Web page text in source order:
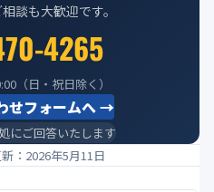
談も大歓迎です。
4265
（日・祝日除く）
せフォームへ →
にご回答いたします
：2026年5月11日